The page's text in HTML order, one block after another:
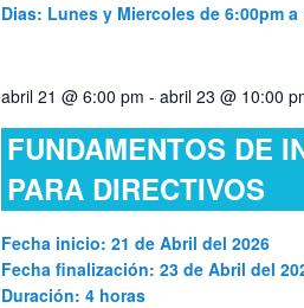
Dias: Lunes y Miercoles de 6:00pm a
abril 21 @ 6:00 pm - abril 23 @ 10:00
FUNDAMENTOS DE
PARA DIRECTIVOS
Fecha inicio: 21 de Abril del 2026
Fecha finalización: 23 de Abril del
Duración: 4 horas